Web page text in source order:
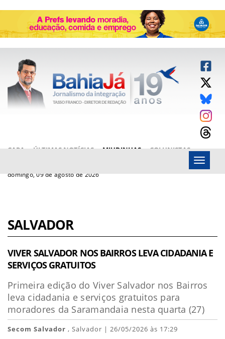
CAPA ÚLTIMAS NOTÍCIAS MIUDINHAS
COLUNISTAS
domingo, 09 de agosto de 2026
Menu
SALVADOR
VIVER SALVADOR NOS BAIRROS LEVA CIDADANIA E
SERVIÇOS GRATUITOS
Primeira edição do Viver Salvador nos Bairros
leva cidadania e serviços gratuitos para
moradores da Saramandaia nesta quarta (27)
Secom Salvador , Salvador | 26/05/2026 às 17:29